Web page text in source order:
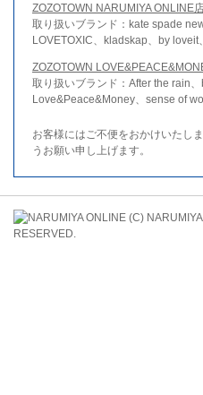
ZOZOTOWN NARUMIYA ONLINE
取り扱いブランド：kate spade
LOVETOXIC、kladskap、by
ZOZOTOWN
取り扱いブランド：After the rain、
Love&Peace&Money、sense of
お客様にはご不便をおかけいたし
うお願い申し上げます。